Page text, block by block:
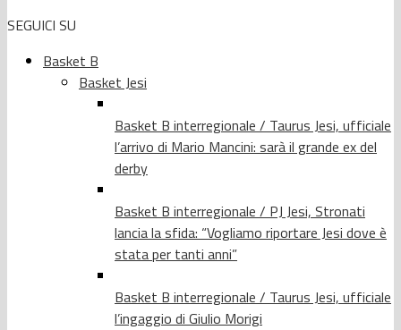
SEGUICI SU
Basket B
Basket Jesi
Basket B interregionale / Taurus Jesi, ufficiale
l’arrivo di Mario Mancini: sarà il grande ex del
derby
Basket B interregionale / PJ Jesi, Stronati
lancia la sfida: “Vogliamo riportare Jesi dove è
stata per tanti anni”
Basket B interregionale / Taurus Jesi, ufficiale
l’ingaggio di Giulio Morigi